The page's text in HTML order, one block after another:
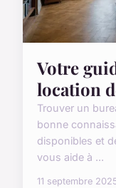
Votre
location
Trouver un
bonne
disponibles et
vous aide à ...
11 septembre